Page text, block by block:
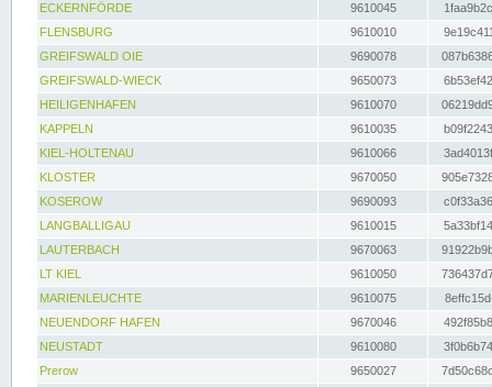
ECKERNFÖRDE
9610045
FLENSBURG
9610010
GREIFSWALD OIE
9690078
GREIFSWALD-WIECK
9650073
HEILIGENHAFEN
9610070
KAPPELN
9610035
KIEL-HOLTENAU
9610066
KLOSTER
9670050
KOSEROW
9690093
LANGBALLIGAU
9610015
LAUTERBACH
9670063
LT KIEL
9610050
MARIENLEUCHTE
9610075
NEUENDORF HAFEN
9670046
NEUSTADT
9610080
Prerow
9650027